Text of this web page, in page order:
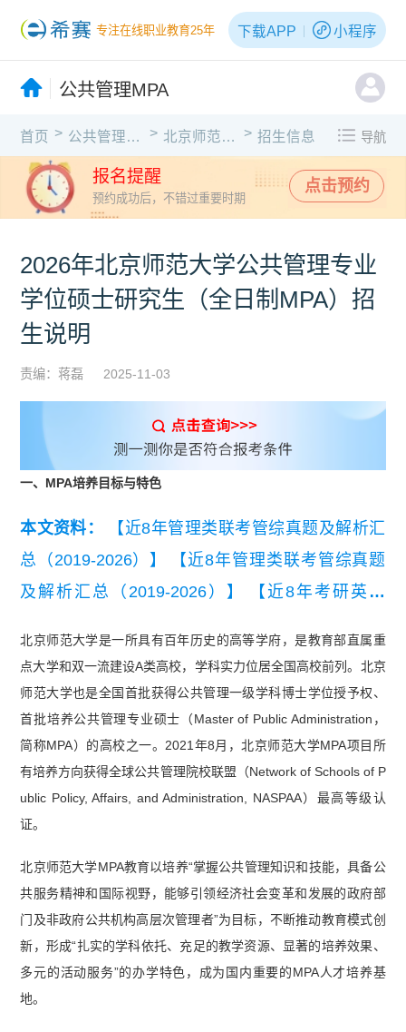
专注在线职业教育25年 下载APP 小程序
公共管理MPA
首页 > 公共管理MPA > 北京师范大学 > 招生信息 导航
报名提醒
预约成功后，不错过重要时期
点击预约
2026年北京师范大学公共管理专业
学位硕士研究生（全日制MPA）招
生说明
责编：蒋磊 2025-11-03
一、MPA培养目标与特色
本文资料：
【近8年管理类联考管综真题及解析汇
总（2019-2026）】
【近8年管理类联考管综真题
及解析汇总（2019-2026）】
【近8年考研英语
北京师范大学是一所具有百年历史的高等学府，是教育部直属重
点大学和双一流建设A类高校，学科实力位居全国高校前列。北京
师范大学也是全国首批获得公共管理一级学科博士学位授予权、
首批培养公共管理专业硕士（Master of Public Administration，
简称MPA）的高校之一。2021年8月，北京师范大学MPA项目所
有培养方向获得全球公共管理院校联盟（Network of Schools of P
ublic Policy, Affairs, and Administration, NASPAA）最高等级认
证。
北京师范大学MPA教育以培养“掌握公共管理知识和技能，具备公
共服务精神和国际视野，能够引领经济社会变革和发展的政府部
门及非政府公共机构高层次管理者”为目标，不断推动教育模式创
新，形成“扎实的学科依托、充足的教学资源、显著的培养效果、
多元的活动服务”的办学特色，成为国内重要的MPA人才培养基
地。